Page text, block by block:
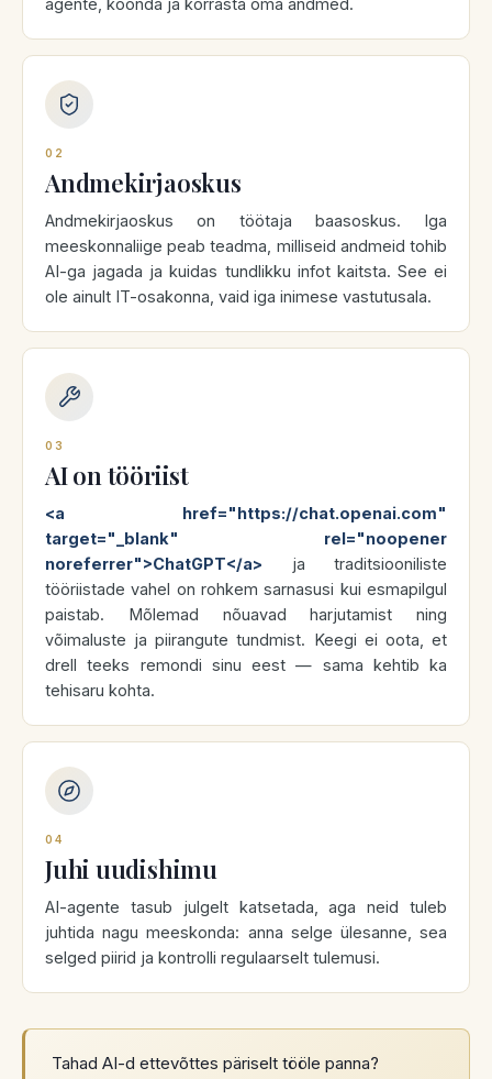
agente, koonda ja korrasta oma andmed.
02
Andmekirjaoskus
Andmekirjaoskus on töötaja baasoskus. Iga
meeskonnaliige peab teadma, milliseid andmeid tohib
AI-ga jagada ja kuidas tundlikku infot kaitsta. See ei
ole ainult IT-osakonna, vaid iga inimese vastutusala.
03
AI on tööriist
<a href="https://chat.openai.com"
target="_blank" rel="noopener
noreferrer">ChatGPT</a> ja traditsiooniliste
tööriistade vahel on rohkem sarnasusi kui esmapilgul
paistab. Mõlemad nõuavad harjutamist ning
võimaluste ja piirangute tundmist. Keegi ei oota, et
drell teeks remondi sinu eest — sama kehtib ka
tehisaru kohta.
04
Juhi uudishimu
AI-agente tasub julgelt katsetada, aga neid tuleb
juhtida nagu meeskonda: anna selge ülesanne, sea
selged piirid ja kontrolli regulaarselt tulemusi.
Tahad AI-d ettevõttes päriselt tööle panna?